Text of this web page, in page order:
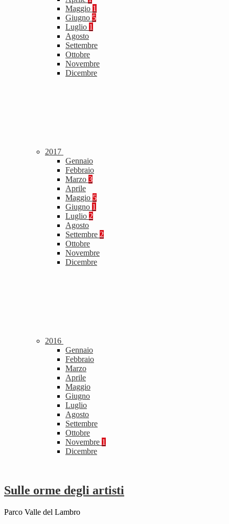
Maggio 1
Giugno 5
Luglio 1
Agosto
Settembre
Ottobre
Novembre
Dicembre
2017
Gennaio
Febbraio
Marzo 3
Aprile
Maggio 5
Giugno 1
Luglio 2
Agosto
Settembre 2
Ottobre
Novembre
Dicembre
2016
Gennaio
Febbraio
Marzo
Aprile
Maggio
Giugno
Luglio
Agosto
Settembre
Ottobre
Novembre 1
Dicembre
Sulle orme degli artisti
Parco Valle del Lambro